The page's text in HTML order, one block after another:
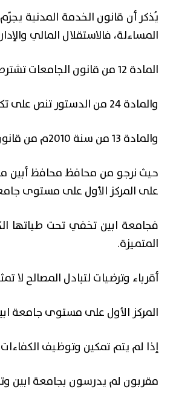
يُذكر أن قانون الخدمة المدنية
المساءلة، فالاستقلال المالي
المادة 12 من قانون الجامعات تشترط الكفاءة العلمية كمعيار وحيد للتعيين.
والمادة 24 من الدستور تنص على تكافؤ الفرص لجمبع المواطنين.
والمادة 13 من سنة 2010م من قانون الجامعات اليمنية تنص على تكافؤ الفرص.
حيث نرجو من محافظ محافظ أبين
على المركز الأول على مستوى جامعة ابين بمعدل 98٪… حيث يعتبر هذا
فجامعة ابين تخفي تحت طياتها
المتميزة.
أقرباء وترضيات لتبادل المصالح لا
المركز الأول على مستوى جامعة ابين بمعدل 98 ٪ يتم
إذا لم يتم تمكين وتوظيف
مقربون لم يدرسون بجامعة ابين
بتأهيل الخزان
حملة
في